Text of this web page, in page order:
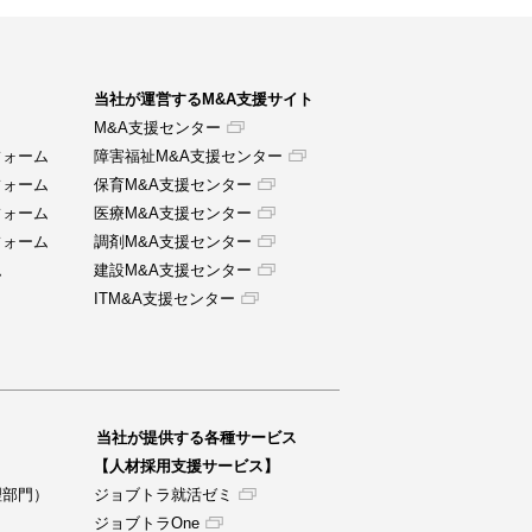
ーム
ーム
ーム
ーム
当社が運営するM&A支援サイト
M&A支援センター
障害福祉M&A支援センター
保育M&A支援センター
医療M&A支援センター
調剤M&A支援センター
建設M&A支援センター
ITM&A支援センター
門）
当社が提供する各種サービス
【人材採用支援サービス】
ジョブトラ就活ゼミ
ジョブトラOne